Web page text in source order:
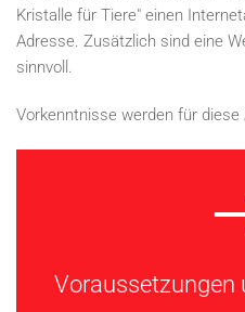
Kristalle für Tiere" einen
Adresse. Zusätzlich sind eine
sinnvoll.
Vorkenntnisse werden für
Voraussetzungen